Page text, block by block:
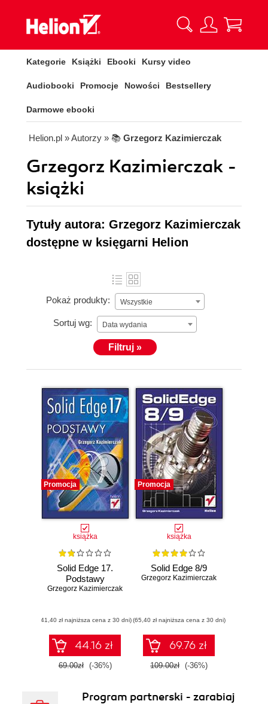
Kategorie Książki Ebooki Kursy video
Audiobooki Promocje Nowości Bestsellery
Darmowe ebooki
Helion.pl » Autorzy » 📚 Grzegorz Kazimierczak
Grzegorz Kazimierczak -
książki
Tytuły autora: Grzegorz Kazimierczak
dostępne w księgarni Helion
Pokaż produkty: Wszystkie
Sortuj wg: Data wydania
Filtruj »
Promocja
książka
Solid Edge 17.
Podstawy
Grzegorz Kazimierczak
(41,40 zł najniższa cena z 30 dni)
44.16 zł
69.00zł (-36%)
Promocja
książka
Solid Edge 8/9
Grzegorz Kazimierczak
(65,40 zł najniższa cena z 30 dni)
69.76 zł
109.00zł (-36%)
Program partnerski - zarabiaj